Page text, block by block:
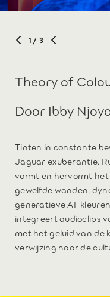
1 / 3
Theory of
Door Ibby
Tinten in constante
Jaguar exuberantie.
vormt en hervormt
gewelfde wanden,
generatieve AI-
integreert audioclips
met het geluid van de
verwijzing naar de